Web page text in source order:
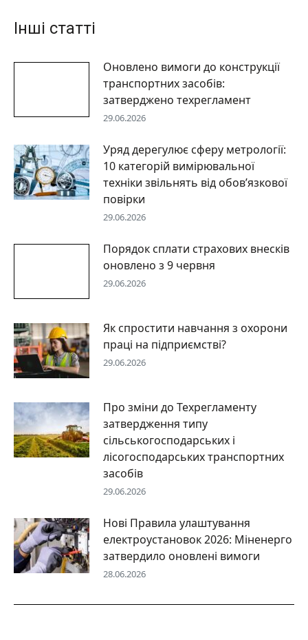
Інші статті
Оновлено вимоги до конструкції
транспортних засобів:
затверджено техрегламент
29.06.2026
Уряд дерегулює сферу метрології:
10 категорій вимірювальної
техніки звільнять від обов’язкової
повірки
29.06.2026
Порядок сплати страхових внесків
оновлено з 9 червня
29.06.2026
Як спростити навчання з охорони
праці на підприємстві?
29.06.2026
Про зміни до Техрегламенту
затвердження типу
сільськогосподарських і
лісогосподарських транспортних
засобів
29.06.2026
Нові Правила улаштування
електроустановок 2026: Міненерго
затвердило оновлені вимоги
28.06.2026